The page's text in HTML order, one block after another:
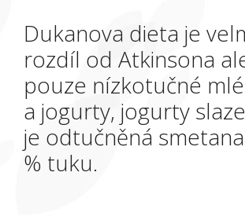
Dukanova dieta je
rozdíl od Atkinsona
pouze nízkotučné
a jogurty, jogurty
je odtučněná
% tuku.